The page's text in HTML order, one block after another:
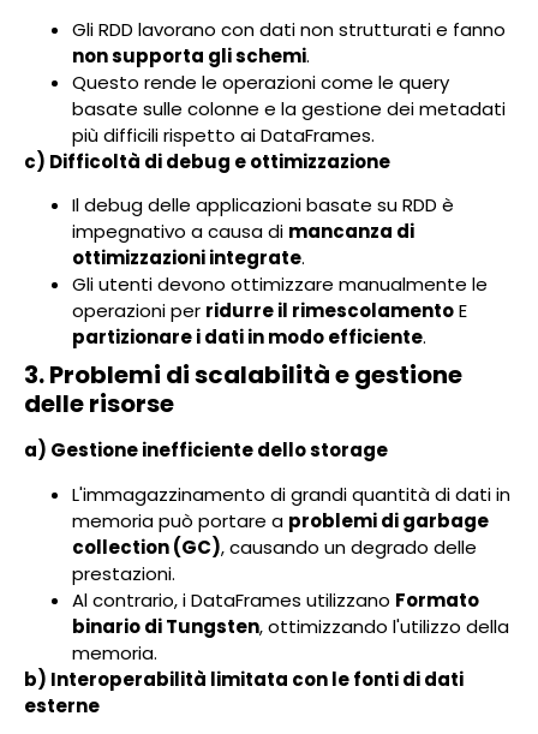
Gli RDD lavorano con dati non strutturati e fanno
non supporta gli schemi.
Questo rende le operazioni come le query
basate sulle colonne e la gestione dei metadati
più difficili rispetto ai DataFrames.
c) Difficoltà di debug e ottimizzazione
Il debug delle applicazioni basate su RDD è
impegnativo a causa di mancanza di
ottimizzazioni integrate.
Gli utenti devono ottimizzare manualmente le
operazioni per ridurre il rimescolamentoE
partizionare i dati in modo efficiente.
3. Problemi di scalabilità e gestione
delle risorse
a) Gestione inefficiente dello storage
L'immagazzinamento di grandi quantità di dati in
memoria può portare a problemi di garbage
collection (GC), causando un degrado delle
prestazioni.
Al contrario, i DataFrames utilizzano Formato
binario di Tungsten, ottimizzando l'utilizzo della
memoria.
b) Interoperabilità limitata con le fonti di dati
esterne